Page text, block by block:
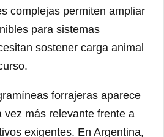
complejas permiten ampliar
para sistemas
sostener carga animal
forrajeras aparece
vez más relevante frente a
exigentes. En Argentina,